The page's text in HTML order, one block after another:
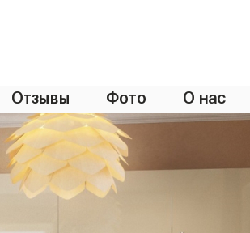
Отзывы Фото О нас